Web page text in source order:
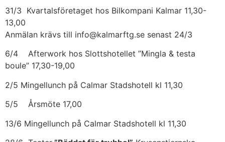
31/3 Kvartalsföretaget hos Bilkompani Kalmar 11,30-
13,00
Anmälan krävs till info@kalmarftg.se senast 24/3
6/4 Afterwork hos Slottshotellet ”Mingla & testa
boule” 17,30-19,00
2/5 Mingellunch på Calmar Stadshotell kl 11,30
5/5 Årsmöte 17,00
13/6 Mingellunch på Calmar Stadshotell kl 11,30